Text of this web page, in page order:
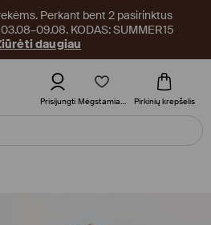
Perkant bent 2 pasirinktus
KODAS: SUMMER15
daugiau
Prisijungti Pirkinių krepšelis